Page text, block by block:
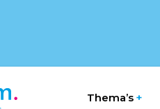
Thema’s